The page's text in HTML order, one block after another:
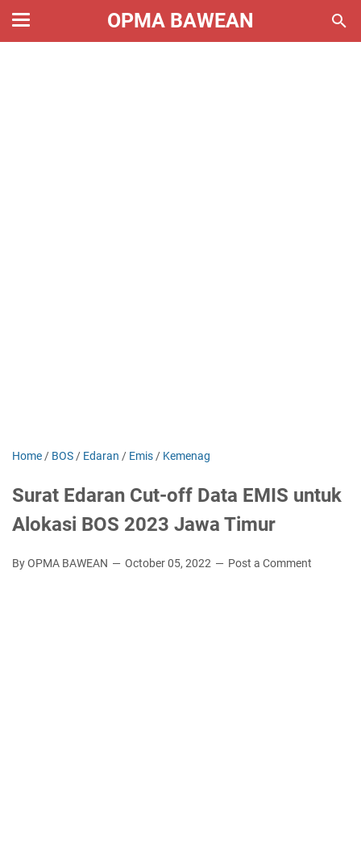
OPMA BAWEAN
Home / BOS / Edaran / Emis / Kemenag
Surat Edaran Cut-off Data EMIS untuk
Alokasi BOS 2023 Jawa Timur
By OPMA BAWEAN October 05, 2022 Post a Comment